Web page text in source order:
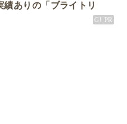
ありの「ブライトリ